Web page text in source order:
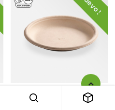
Plato 23 cm - Apto
horno y microondas